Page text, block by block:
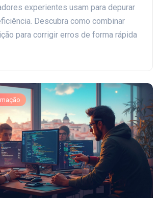
experientes usam para depurar
Descubra como combinar
para corrigir erros de forma rápida